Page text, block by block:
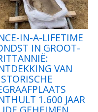
IN-A-LIFETIME
IN GROOT-
VAN
1.600 JAAR